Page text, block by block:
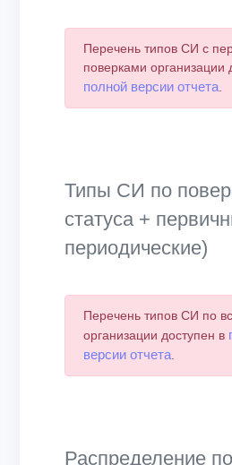
Перечень типов СИ с
поверками организации
полной версии отчета.
Типы СИ по
статуса +
периодические)
Перечень типов СИ по
организации доступен в
версии отчета.
Распределение